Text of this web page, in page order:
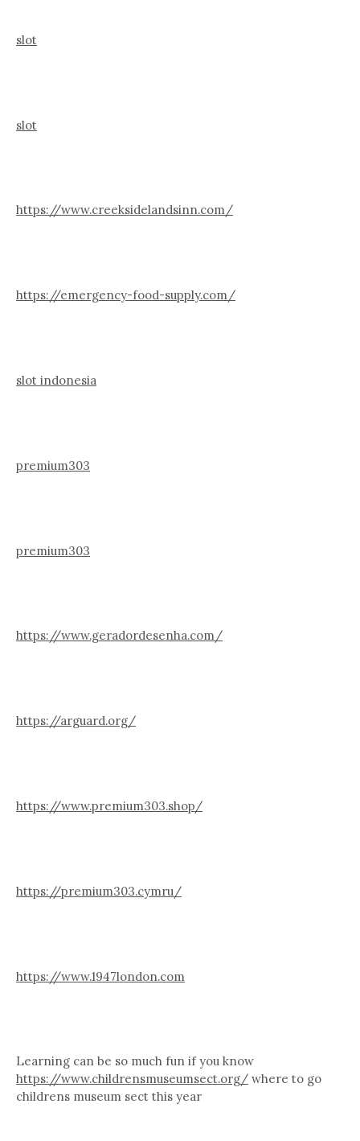
slot
slot
https://www.creeksidelandsinn.com/
https://emergency-food-supply.com/
slot indonesia
premium303
premium303
https://www.geradordesenha.com/
https://arguard.org/
https://www.premium303.shop/
https://premium303.cymru/
https://www.1947london.com
Learning can be so much fun if you know
https://www.childrensmuseumsect.org/ where to go
childrens museum sect this year